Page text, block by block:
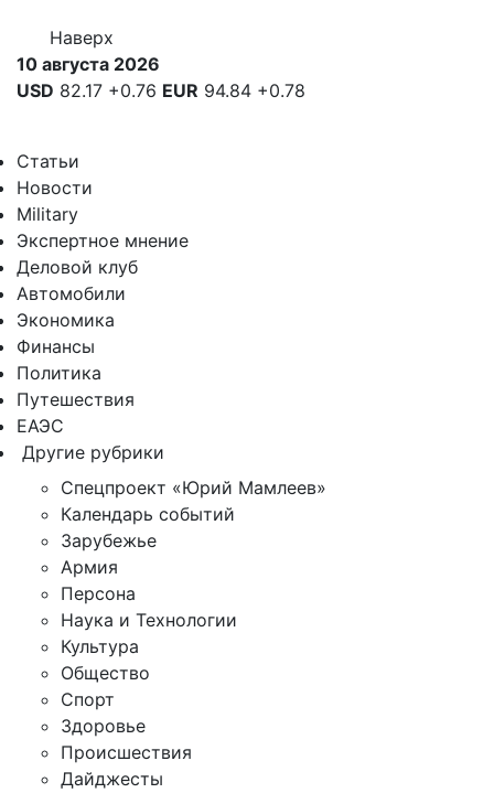
Наверх
10 августа 2026
USD 82.17 +0.76 EUR 94.84 +0.78
Статьи
Новости
Military
Экспертное мнение
Деловой клуб
Автомобили
Экономика
Финансы
Политика
Путешествия
ЕАЭС
Другие рубрики
Спецпроект «Юрий Мамлеев»
Календарь событий
Зарубежье
Армия
Персона
Наука и Технологии
Культура
Общество
Спорт
Здоровье
Происшествия
Дайджесты